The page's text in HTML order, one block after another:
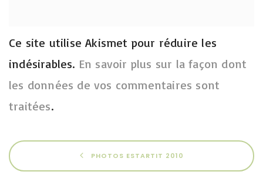
Ce site utilise Akismet pour réduire les
indésirables. En savoir plus sur la façon dont
les données de vos commentaires sont
traitées.
PHOTOS ESTARTIT 2010